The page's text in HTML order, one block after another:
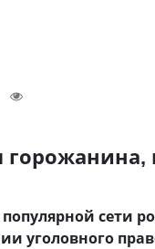
сети
уголовного